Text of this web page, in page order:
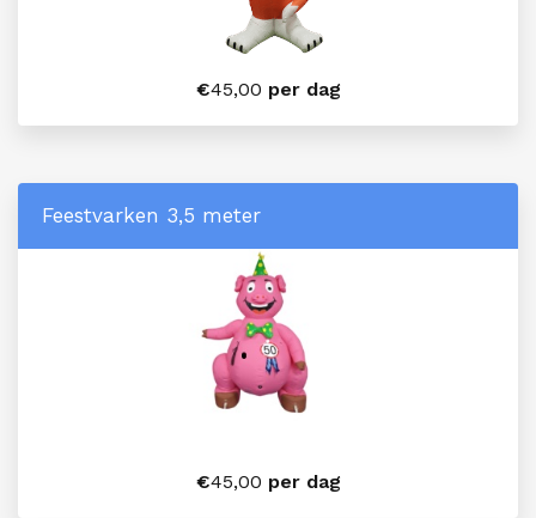
€45,00 per dag
Feestvarken 3,5 meter
€45,00 per dag